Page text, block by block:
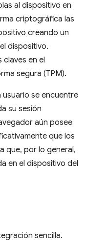
al dispositivo en
criptográfica las
creando un
dispositivo.
en el
segura (TPM).
usuario se encuentre
su sesión
aún posee
que los
que, por lo general,
en el dispositivo del
sencilla.